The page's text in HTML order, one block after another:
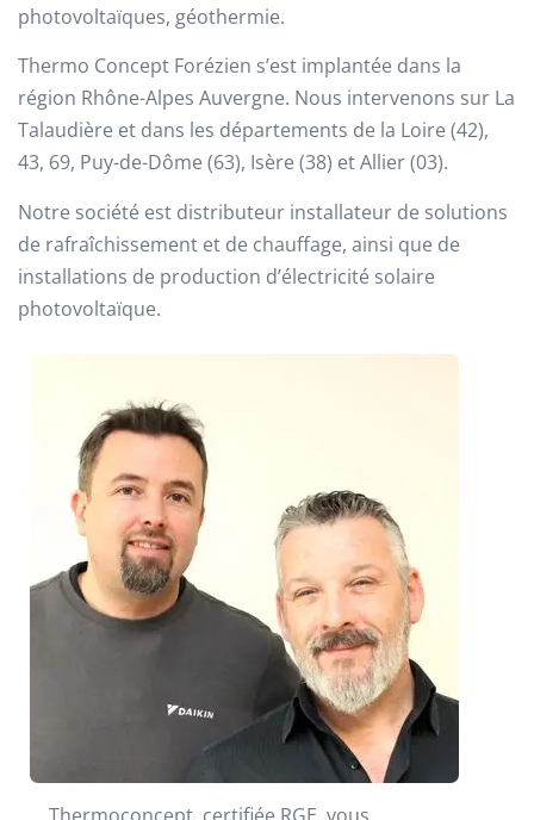
photovoltaïques, géothermie.
Thermo Concept Forézien s’est implantée dans la
région Rhône-Alpes Auvergne. Nous intervenons sur La
Talaudière et dans les départements de la Loire (42),
43, 69, Puy-de-Dôme (63), Isère (38) et Allier (03).
Notre société est distributeur installateur de solutions
de rafraîchissement et de chauffage, ainsi que de
installations de production d’électricité solaire
photovoltaïque.